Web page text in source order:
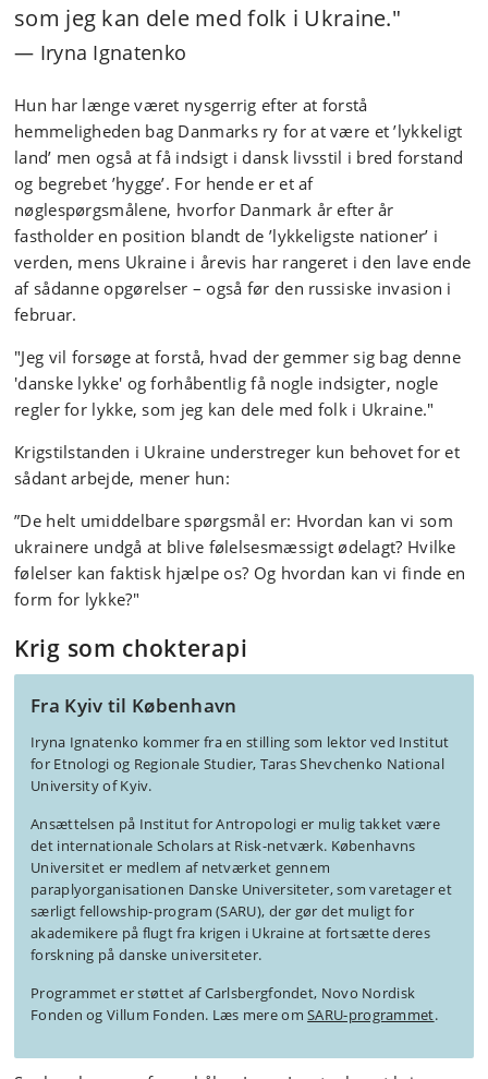
som jeg kan dele med folk i Ukraine."
Iryna Ignatenko
Hun har længe været nysgerrig efter at forstå
hemmeligheden bag Danmarks ry for at være et ’lykkeligt
land’ men også at få indsigt i dansk livsstil i bred forstand
og begrebet ’hygge’. For hende er et af
nøglespørgsmålene, hvorfor Danmark år efter år
fastholder en position blandt de ’lykkeligste nationer’ i
verden, mens Ukraine i årevis har rangeret i den lave ende
af sådanne opgørelser – også før den russiske invasion i
februar.
"Jeg vil forsøge at forstå, hvad der gemmer sig bag denne
'danske lykke' og forhåbentlig få nogle indsigter, nogle
regler for lykke, som jeg kan dele med folk i Ukraine."
Krigstilstanden i Ukraine understreger kun behovet for et
sådant arbejde, mener hun:
”De helt umiddelbare spørgsmål er: Hvordan kan vi som
ukrainere undgå at blive følelsesmæssigt ødelagt? Hvilke
følelser kan faktisk hjælpe os? Og hvordan kan vi finde en
form for lykke?"
Krig som chokterapi
Fra Kyiv til København
Iryna Ignatenko kommer fra en stilling som lektor ved Institut
for Etnologi og Regionale Studier, Taras Shevchenko National
University of Kyiv.
Ansættelsen på Institut for Antropologi er mulig takket være
det internationale Scholars at Risk-netværk. Københavns
Universitet er medlem af netværket gennem
paraplyorganisationen Danske Universiteter, som varetager et
særligt fellowship-program (SARU), der gør det muligt for
akademikere på flugt fra krigen i Ukraine at fortsætte deres
forskning på danske universiteter.
Programmet er støttet af Carlsbergfondet, Novo Nordisk
Fonden og Villum Fonden. Læs mere omSARU-programmet.